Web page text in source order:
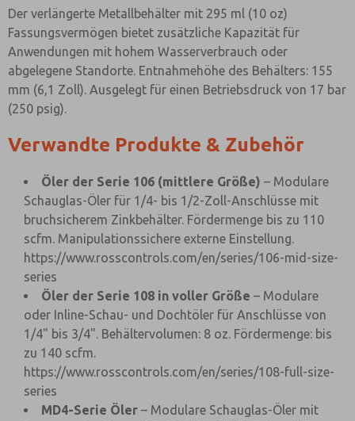
Der verlängerte Metallbehälter mit 295 ml (10 oz)
Fassungsvermögen bietet zusätzliche Kapazität für
Anwendungen mit hohem Wasserverbrauch oder
abgelegene Standorte. Entnahmehöhe des Behälters: 155
mm (6,1 Zoll). Ausgelegt für einen Betriebsdruck von 17 bar
(250 psig).
Verwandte Produkte & Zubehör
Öler der Serie 106 (mittlere Größe) – Modulare
Schauglas-Öler für 1/4- bis 1/2-Zoll-Anschlüsse mit
bruchsicherem Zinkbehälter. Fördermenge bis zu 110
scfm. Manipulationssichere externe Einstellung.
https://www.rosscontrols.com/en/series/106-mid-size-
series
Öler der Serie 108 in voller Größe – Modulare
oder Inline-Schau- und Dochtöler für Anschlüsse von
1/4" bis 3/4". Behältervolumen: 8 oz. Fördermenge: bis
zu 140 scfm.
https://www.rosscontrols.com/en/series/108-full-size-
series
MD4-Serie Öler – Modulare Schauglas-Öler mit